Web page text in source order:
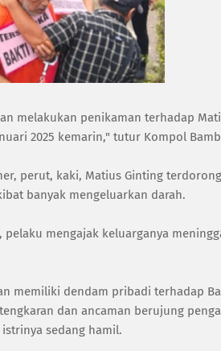
melakukan penikaman terhadap
2025 kemarin," tutur Kompol
perut, kaki, Matius Ginting
banyak mengeluarkan darah.
pelaku mengajak keluarganya
memiliki dendam pribadi terhadap
dan ancaman berujung
sedang hamil.